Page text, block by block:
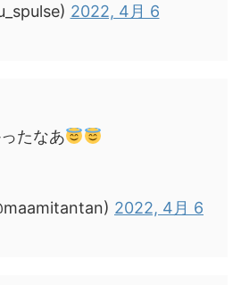
2022, 4月 6
たなあ
2022, 4月 6